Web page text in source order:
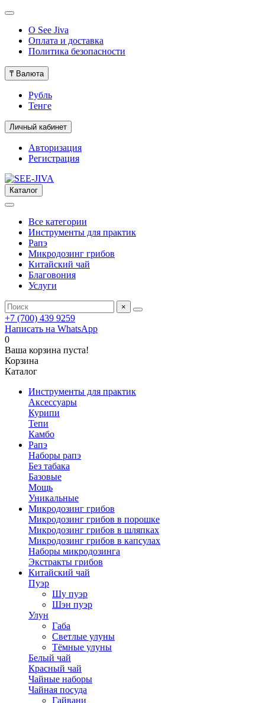
О See Jiva
Оплата и доставка
Политика безопасности
₸ Валюта
Рубль
Тенге
Личный кабинет
Авторизация
Регистрация
Каталог
Все категории
Инструменты для практик
Рапэ
Микродозинг грибов
Китайский чай
Благовония
Услуги
×
+7 (700) 439 9259
Написать на WhatsApp
0
Ваша корзина пуста!
Корзина
Каталог
Инструменты для практик
Аксессуары
Курипи
Тепи
Камбо
Рапэ
Наборы рапэ
Без табака
Базовые
Мощь
Уникальные
Микродозинг грибов
Микродозинг грибов в порошке
Микродозинг грибов в шляпках
Микродозинг грибов в капсулах
Наборы микродозинга
Экстракты грибов
Китайский чай
Пуэр
Шу пуэр
Шэн пуэр
Улун
Габа
Светлые улуны
Тёмные улуны
Белый чай
Красный чай
Чайные наборы
Чайная посуда
Гайвани